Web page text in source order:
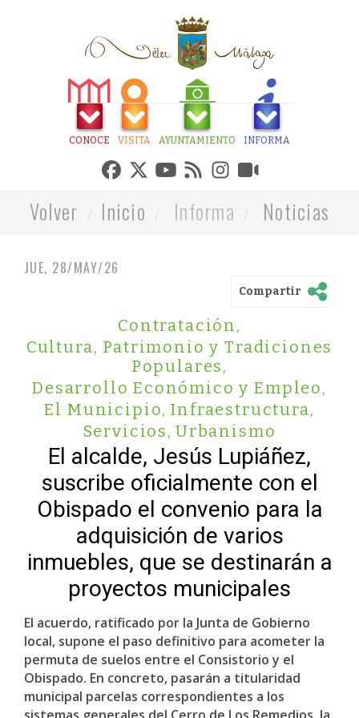
CONOCE VISITA AYUNTAMIENTO INFORMA
Volver Inicio Informa Noticias
JUE, 28/MAY/26
Compartir
Contratación,
Cultura, Patrimonio y Tradiciones
Populares,
Desarrollo Económico y Empleo,
El Municipio, Infraestructura,
Servicios, Urbanismo
El alcalde, Jesús Lupiáñez,
suscribe oficialmente con el
Obispado el convenio para la
adquisición de varios
inmuebles, que se destinarán a
proyectos municipales
El acuerdo, ratificado por la Junta de Gobierno
local, supone el paso definitivo para acometer la
permuta de suelos entre el Consistorio y el
Obispado. En concreto, pasarán a titularidad
municipal parcelas correspondientes a los